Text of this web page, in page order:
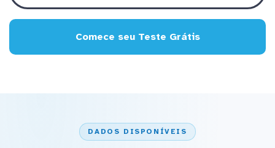
Comece seu Teste Grátis
DADOS DISPONÍVEIS